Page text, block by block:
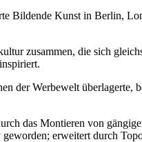
Bildende Kunst in Berlin,
zusammen, die sich
der Werbewelt überlagerte,
das Montieren von
erweitert durch